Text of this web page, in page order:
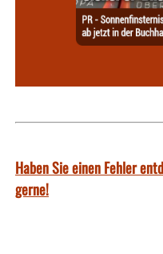
Haben Sie einen Fehler
gerne!